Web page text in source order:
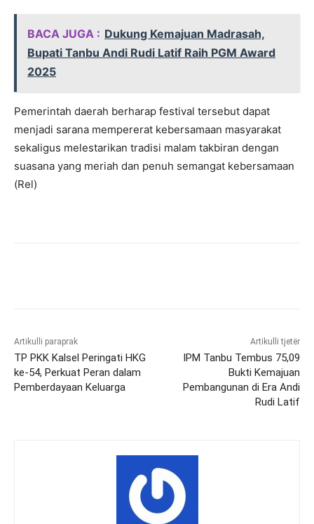
BACA JUGA : Dukung Kemajuan Madrasah,
Bupati Tanbu Andi Rudi Latif Raih PGM Award
2025
Pemerintah daerah berharap festival tersebut dapat
menjadi sarana mempererat kebersamaan masyarakat
sekaligus melestarikan tradisi malam takbiran dengan
suasana yang meriah dan penuh semangat kebersamaan
(Rel)
Artikulli paraprak
TP PKK Kalsel Peringati HKG
ke-54, Perkuat Peran dalam
Pemberdayaan Keluarga
Artikulli tjetër
IPM Tanbu Tembus 75,09
Bukti Kemajuan
Pembangunan di Era Andi
Rudi Latif